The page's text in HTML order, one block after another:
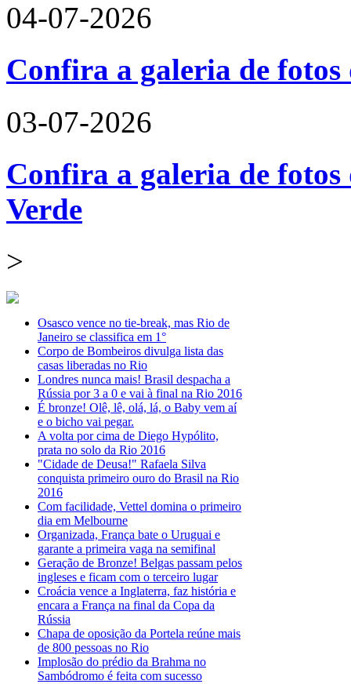
04-07-2026
Confira a galeria de
03-07-2026
Confira a galeria de
Verde
>
Osasco vence no tie-break, mas Rio de
Janeiro se classifica em 1°
Corpo de Bombeiros divulga lista das
casas liberadas no Rio
Londres nunca mais! Brasil despacha a
Rússia por 3 a 0 e vai à final na Rio 2016
É bronze! Olê, lê, olá, lá, o Baby vem aí
e o bicho vai pegar.
A volta por cima de Diego Hypólito,
prata no solo da Rio 2016
"Cidade de Deusa!" Rafaela Silva
conquista primeiro ouro do Brasil na Rio
2016
Com facilidade, Vettel domina o primeiro
dia em Melbourne
Organizada, França bate o Uruguai e
garante a primeira vaga na semifinal
Geração de Bronze! Belgas passam pelos
ingleses e ficam com o terceiro lugar
Croácia vence a Inglaterra, faz história e
encara a França na final da Copa da
Rússia
Chapa de oposição da Portela reúne mais
de 800 pessoas no Rio
Implosão do prédio da Brahma no
Sambódromo é feita com sucesso